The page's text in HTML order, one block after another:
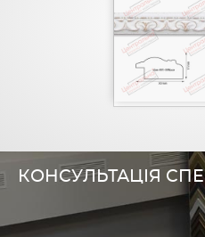
КОНСУЛЬТАЦІЯ